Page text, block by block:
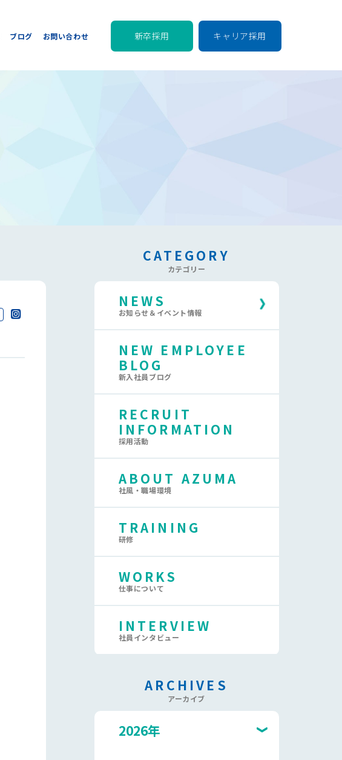
ブログ お問い合わせ 新卒採用 キャリア採用
CATEGORY
カテゴリー
NEWS
お知らせ＆イベント情報
NEW EMPLOYEE
BLOG
新入社員ブログ
RECRUIT
INFORMATION
採用活動
ABOUT AZUMA
社風・職場環境
TRAINING
研修
WORKS
仕事について
INTERVIEW
社員インタビュー
ARCHIVES
アーカイブ
2026年